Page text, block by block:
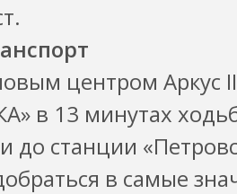
центром Аркус
в 13 минутах
до станции
в самые